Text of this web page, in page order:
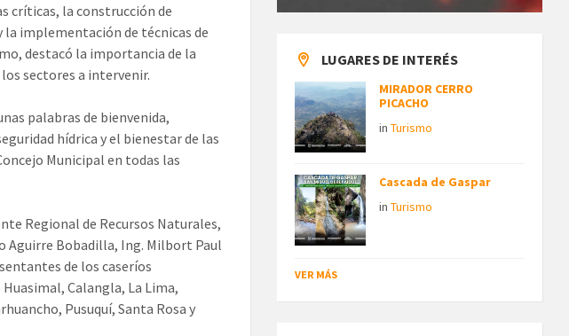
críticas, la construcción de
implementación de técnicas de
destacó la importancia de la
sectores a intervenir.
palabras de bienvenida,
hídrica y el bienestar de las
Municipal en todas las
Regional de Recursos Naturales,
Aguirre Bobadilla, Ing. Milbort Paul
de los caseríos
Calangla, La Lima,
Pusuquí, Santa Rosa y
LUGARES DE INTERÉS
MIRADOR CERRO
PICACHO
inTurismo
Cascada de Gaspar
inTurismo
VER MÁS